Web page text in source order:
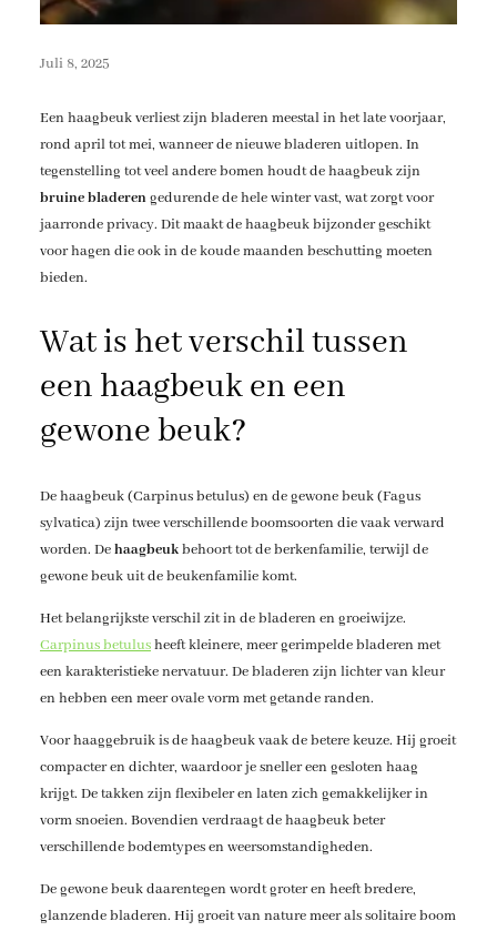
Juli 8, 2025
Een haagbeuk verliest zijn bladeren meestal in het late voorjaar,
rond april tot mei, wanneer de nieuwe bladeren uitlopen. In
tegenstelling tot veel andere bomen houdt de haagbeuk zijn
bruine bladerengedurende de hele winter vast, wat zorgt voor
jaarronde privacy. Dit maakt de haagbeuk bijzonder geschikt
voor hagen die ook in de koude maanden beschutting moeten
bieden.
Wat is het verschil tussen
een haagbeuk en een
gewone beuk?
De haagbeuk (Carpinus betulus) en de gewone beuk (Fagus
sylvatica) zijn twee verschillende boomsoorten die vaak verward
worden. Dehaagbeukbehoort tot de berkenfamilie, terwijl de
gewone beuk uit de beukenfamilie komt.
Het belangrijkste verschil zit in de bladeren en groeiwijze.
Carpinus betulusheeft kleinere, meer gerimpelde bladeren met
een karakteristieke nervatuur. De bladeren zijn lichter van kleur
en hebben een meer ovale vorm met getande randen.
Voor haaggebruik is de haagbeuk vaak de betere keuze. Hij groeit
compacter en dichter, waardoor je sneller een gesloten haag
krijgt. De takken zijn flexibeler en laten zich gemakkelijker in
vorm snoeien. Bovendien verdraagt de haagbeuk beter
verschillende bodemtypes en weersomstandigheden.
De gewone beuk daarentegen wordt groter en heeft bredere,
glanzende bladeren. Hij groeit van nature meer als solitaire boom